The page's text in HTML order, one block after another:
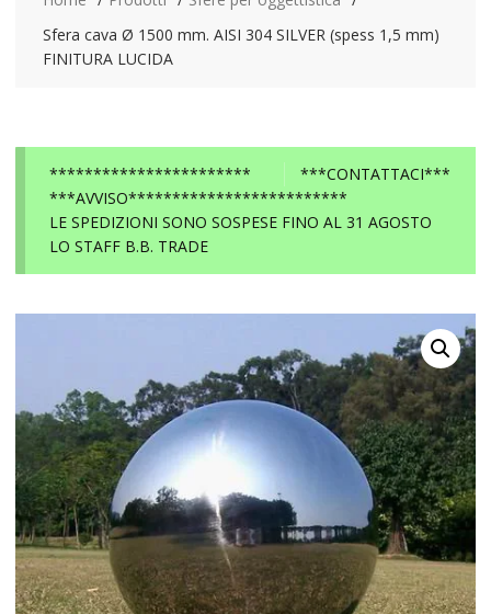
Sfera cava Ø 1500 mm. AISI 304 SILVER (spess 1,5 mm)
FINITURA LUCIDA
***CONTATTACI***
***********************
***AVVISO*************************
LE SPEDIZIONI SONO SOSPESE FINO AL 31 AGOSTO
LO STAFF B.B. TRADE